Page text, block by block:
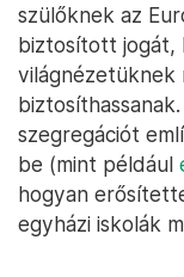
szülőknek az
biztosított jogát,
világnézetüknek
szegregációt
be (mint például
hogyan
egyházi iskolák